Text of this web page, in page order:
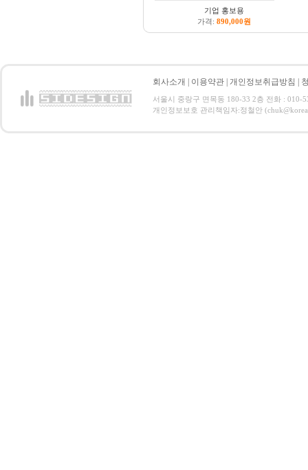
기업 홍보용
가격: 890,000원
회사소개 이용약관 개인정보취급방침
서울시 중랑구 면목동 180-33 2층 전화 : 010-
개인정보보호 관리책임자:정철안